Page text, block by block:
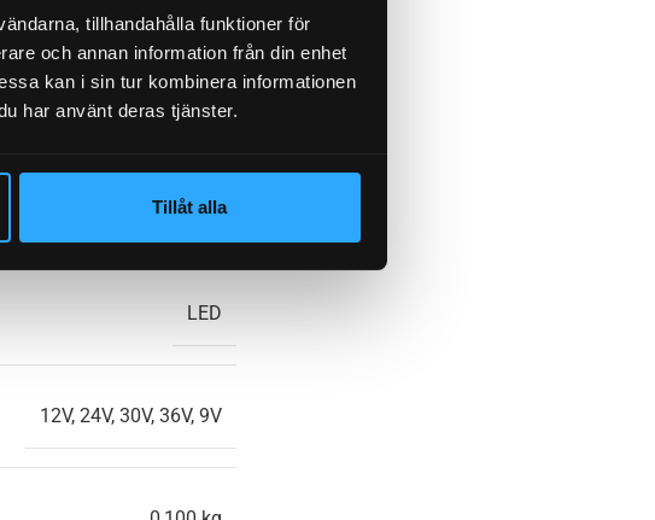
tillhandahålla funktioner för
och annan information från din enhet
kan i sin tur kombinera informationen
har använt deras tjänster.
Tillåt alla
–40°C to +55°C
Vit
LED
12V, 24V, 30V, 36V, 9V